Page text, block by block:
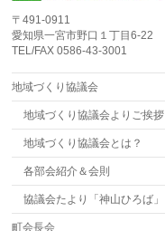
〒491-0911
愛知県一宮市野口１丁目6-22
TEL/FAX 0586-43-3001
地域づくり協議会
地域づくり協議会よりご挨拶
地域づくり協議会とは？
各部会紹介＆会則
協議会たより「神山ひろば」
町会長会